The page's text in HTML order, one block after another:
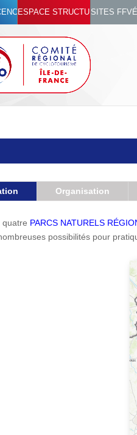
ESPACE STRUCTURES
SITES
Organisation
quatre PARCS NATURELS
possibilités pour